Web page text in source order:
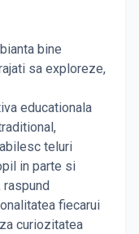
bine
sa exploreze,
educationala
teluri
in parte si
fiecarui
curiozitatea